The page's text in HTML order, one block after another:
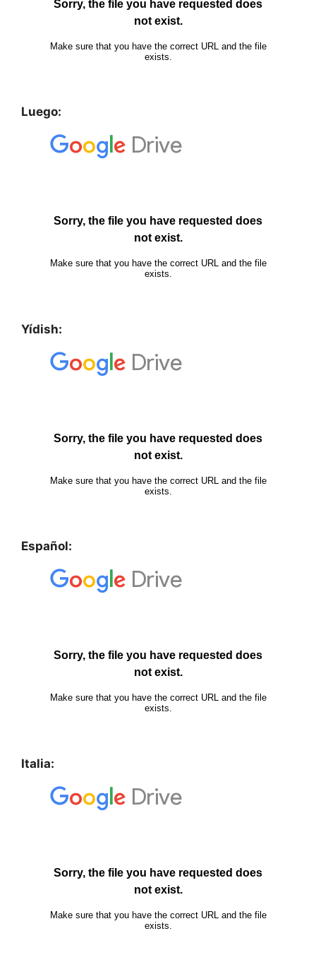
Luego:
Yídish:
Español:
Italia: